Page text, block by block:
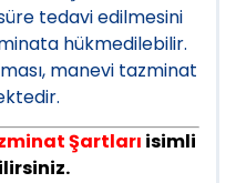
tedavi edilmesini
hükmedilebilir.
manevi tazminat
Şartları isimli